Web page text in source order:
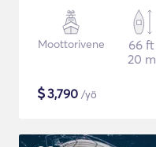
Moottorivene
66 ft
20 m
$3,790 /yö